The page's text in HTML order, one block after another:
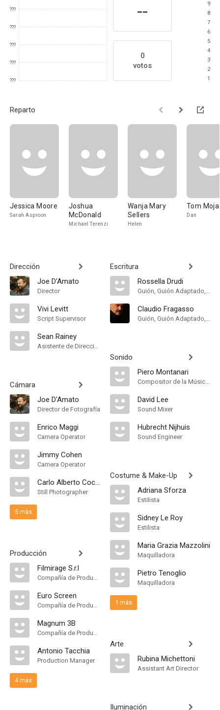
???
???
???
???
???
--
0
votos
9
8
7
6
5
4
3
2
1
Reparto
Jessica Moore
Sarah Asproon
Joshua
McDonald
Michael Terenzi
Wanja Mary
Sellers
Helen
Tom
Dan
Dirección
Joe D'Amato
Director
Vivi Levitt
Script Supervisor
Sean Rainey
Asistente de Dirección
Cámara
Joe D'Amato
Director de Fotografía
Enrico Maggi
Camera Operator
Jimmy Cohen
Camera Operator
Carlo Alberto Cocchi
Still Photographer
5 más
Producción
Filmirage S.r.l
Compañía de Produccion
Euro Screen
Compañía de Produccion
Magnum 3B
Compañía de Produccion
Antonio Tacchia
Production Manager
4 más
Escritura
Rossella Drudi
Guión, Guión Adaptado, Historia
Claudio Fragasso
Guión, Guión Adaptado, Historia
Sonido
Piero Montanari
Compositor de la Música Original, Música
David Lee
Sound Mixer
Hubrecht Nijhuis
Sound Engineer
Costume & Make-Up
Adriana Sforza
Estilista
Sidney Le Roy
Estilista
Maria Grazia Mazzolini
Maquilladora
Pietro Tenoglio
Maquilladora
1 más
Arte
Rubina Michettoni
Assistant Art Director
Iluminación